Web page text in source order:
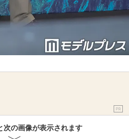
PR
次の画像が表示されます